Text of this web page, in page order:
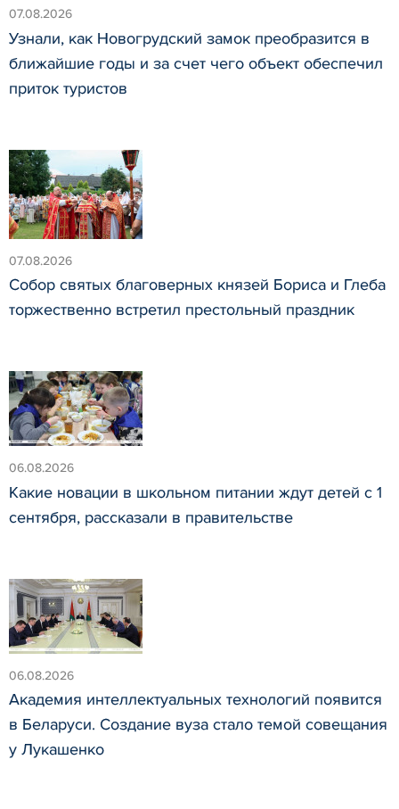
07.08.2026
Узнали, как Новогрудский замок преобразится в
ближайшие годы и за счет чего объект обеспечил
приток туристов
07.08.2026
Собор святых благоверных князей Бориса и Глеба
торжественно встретил престольный праздник
06.08.2026
Какие новации в школьном питании ждут детей с 1
сентября, рассказали в правительстве
06.08.2026
Академия интеллектуальных технологий появится
в Беларуси. Создание вуза стало темой совещания
у Лукашенко